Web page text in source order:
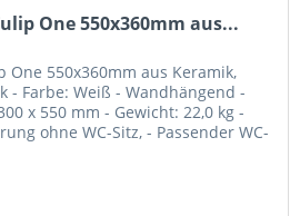
One 550x360mm aus...
One 550x360mm aus Keramik,
- Farbe: Weiß - Wandhängend -
x 550 mm - Gewicht: 22,0 kg -
ohne WC-Sitz, - Passender WC-